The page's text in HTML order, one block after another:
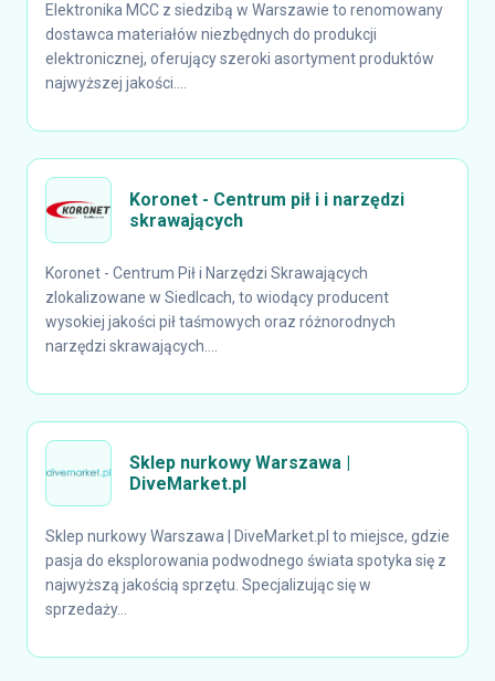
Elektronika MCC z siedzibą w Warszawie to renomowany
dostawca materiałów niezbędnych do produkcji
elektronicznej, oferujący szeroki asortyment produktów
najwyższej jakości....
Koronet - Centrum pił i i narzędzi
skrawających
Koronet - Centrum Pił i Narzędzi Skrawających
zlokalizowane w Siedlcach, to wiodący producent
wysokiej jakości pił taśmowych oraz różnorodnych
narzędzi skrawających....
Sklep nurkowy Warszawa |
DiveMarket.pl
Sklep nurkowy Warszawa | DiveMarket.pl to miejsce, gdzie
pasja do eksplorowania podwodnego świata spotyka się z
najwyższą jakością sprzętu. Specjalizując się w
sprzedaży...